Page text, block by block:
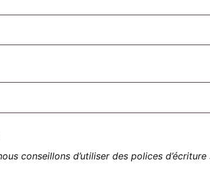
conseillons d’utiliser des polices